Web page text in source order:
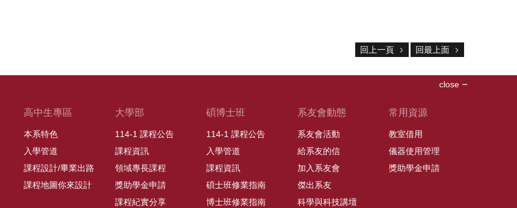
回上一頁 回最上面
close
高中生專區
本系特色
入學管道
課程設計/畢業出路
課程地圖你來設計
大學部
114-1 課程公告
課程資訊
領域專長課程
獎助學金申請
課程紀實分享
碩博士班
114-1 課程公告
入學管道
課程資訊
碩士班修業指南
博士班修業指南
系友會動態
系友會活動
給系友的信
加入系友會
傑出系友
科學與科技講壇
常用資源
教室借用
儀器使用管理
獎助學金申請